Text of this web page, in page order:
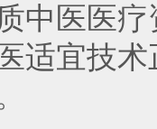
中医医
适宜技